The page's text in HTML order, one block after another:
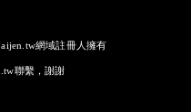
網域註冊人擁有
聯繫，謝謝